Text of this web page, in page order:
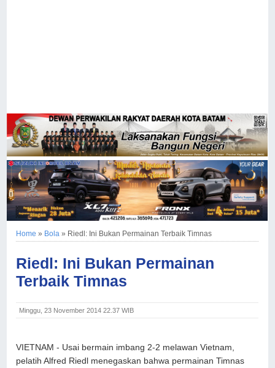
Home » Bola » Riedl: Ini Bukan Permainan Terbaik Timnas
Riedl: Ini Bukan Permainan
Terbaik Timnas
Minggu, 23 November 2014 22.37 WIB
VIETNAM - Usai bermain imbang 2-2 melawan Vietnam,
pelatih Alfred Riedl menegaskan bahwa permainan Timnas